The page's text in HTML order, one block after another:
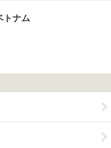
トナム